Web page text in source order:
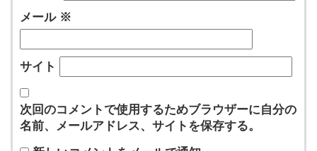
メール ※
サイト
次回のコメントで使用するためブラウザーに自分の
名前、メールアドレス、サイトを保存する。